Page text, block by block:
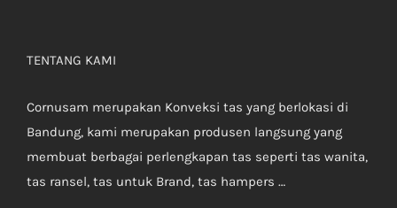
TENTANG KAMI
Cornusam merupakan Konveksi tas yang berlokasi di
Bandung, kami merupakan produsen langsung yang
membuat berbagai perlengkapan tas seperti tas wanita,
tas ransel, tas untuk Brand, tas hampers …